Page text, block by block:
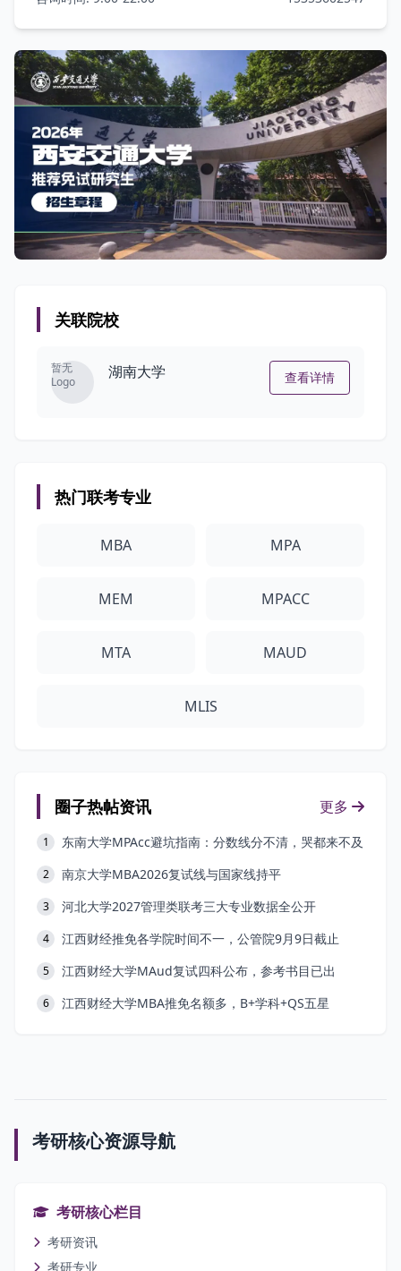
关联院校
暂无
Logo
湖南大学 查看详情
热门联考专业
MBA MPA
MEM MPACC
MTA MAUD
MLIS
圈子热帖资讯 更多
1 东南大学MPAcc避坑指南：分数线分不清，哭都来不及
2 南京大学MBA2026复试线与国家线持平
3 河北大学2027管理类联考三大专业数据全公开
4 江西财经推免各学院时间不一，公管院9月9日截止
5 江西财经大学MAud复试四科公布，参考书目已出
6 江西财经大学MBA推免名额多，B+学科+QS五星
考研核心资源导航
考研核心栏目
考研资讯
考研专业